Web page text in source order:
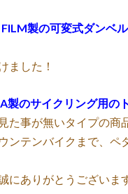
製の可変式ダンベル
ました！
製のサイクリング用の
た事が無いタイプの商
ンテンバイクまで、
にありがとうございま